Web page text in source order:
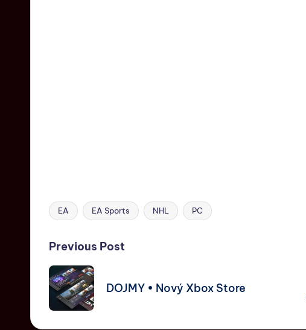
EA EA Sports NHL PC
Previous Post
DOJMY • Nový Xbox Store